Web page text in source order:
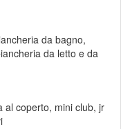
da bagno,
da letto e da
al coperto, mini club, jr